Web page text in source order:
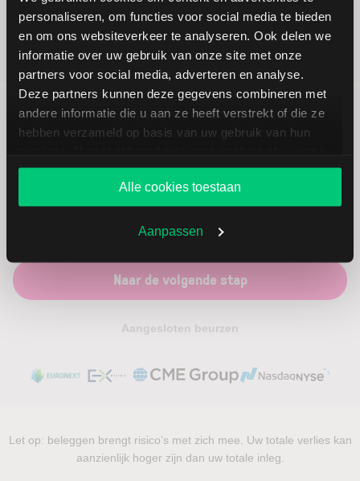
personaliseren, om functies voor social media te bieden
en om ons websiteverkeer te analyseren. Ook delen we
informatie over uw gebruik van onze site met onze
partners voor social media, adverteren en analyse.
Deze partners kunnen deze gegevens combineren met
andere informatie die u aan ze heeft verstrekt of die ze
hebben verzameld op basis van uw gebruik van hun
website blijft gebruiken.
Alle cookies toestaan
Aanpassen
Enkele rekening
Gezamenlijke rekening
Toestemming
Ik geef LYNX B.V. (“LYNX”) toestemming om mij
informatie over haar diensten, evenementen of
relevante aanbiedingen. U kunt uw toestemming te
allen tijde intrekken door (onder meer) een e-mail
Naar de volgende stap
Aangesloten beurzen
Let op: beleggen brengt risico’s met zich mee. Uw totale verlies kan
aanzienlijk hoger zijn dan uw totale inleg.